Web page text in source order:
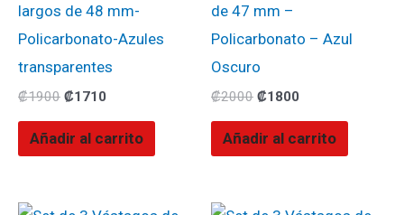
largos de 48 mm-
Policarbonato-Azules
transparentes
₡1900 ₡1710
Añadir al carrito
de 47 mm –
Policarbonato – Azul
Oscuro
₡2000 ₡1800
Añadir al carrito
El El El El